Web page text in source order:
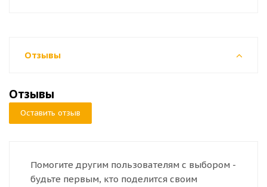
Отзывы
Отзывы
Оставить отзыв
Помогите другим пользователям с выбором -
будьте первым, кто поделится своим